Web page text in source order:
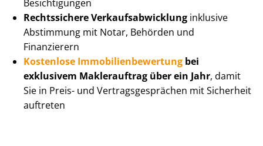
Besichtigungen
Rechtssichere Ver­kaufs­ab­wick­lung inklusive
Abstimmung mit Notar, Behörden und
Finanzierern
Kostenlose Im­mo­bi­li­en­be­wer­tung bei
exklusivem Maklerauftrag über ein Jahr, damit
Sie in Preis- und Ver­trags­ge­sprä­chen mit Sicherheit
auftreten